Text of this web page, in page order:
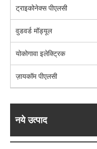
ट्राइकोनेक्स पीएलसी
वुडवर्ड मॉड्यूल
योकोगावा इलेक्ट्रिक
ज़ायकॉम पीएलसी
नये उत्पाद